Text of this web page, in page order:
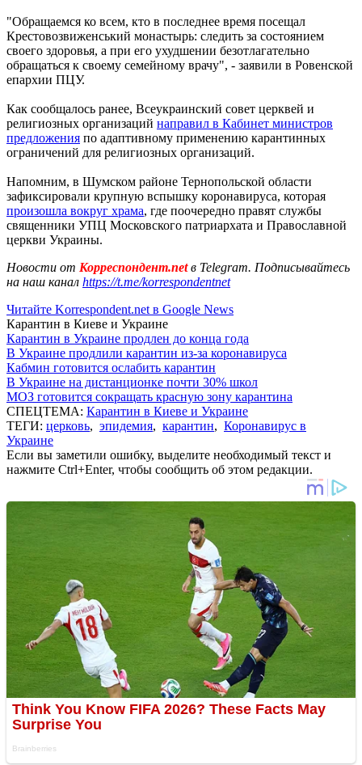
"Обращаемся ко всем, кто в последнее время посещал
Крестовозвиженський монастырь: следить за состоянием
своего здоровья, а при его ухудшении безотлагательно
обращаться к своему семейному врачу", - заявили в Ровенской
епархии ПЦУ.
Как сообщалось ранее, Всеукраинский совет церквей и
религиозных организаций направил в Кабинет министров
предложения по адаптивному применению карантинных
ограничений для религиозных организаций.
Напомним, в Шумском районе Тернопольской области
зафиксировали крупную вспышку коронавируса, которая
произошла вокруг храма, где поочередно правят службы
священники УПЦ Московского патриархата и Православной
церкви Украины.
Новости от Корреспондент.netв Telegram. Подписывайтесь
на наш канал https://t.me/korrespondentnet
Читайте Korrespondent.net в Google News
Карантин в Киеве и Украине
Карантин в Украине продлен до конца года
В Украине продлили карантин из-за коронавируса
Кабмин готовится ослабить карантин
В Украине на дистанционке почти 30% школ
МОЗ готовится сокращать красную зону карантина
СПЕЦТЕМА: Карантин в Киеве и Украине
ТЕГИ: церковь, эпидемия, карантин, Коронавирус в
Украине
Если вы заметили ошибку, выделите необходимый текст и
нажмите Ctrl+Enter, чтобы сообщить об этом редакции.